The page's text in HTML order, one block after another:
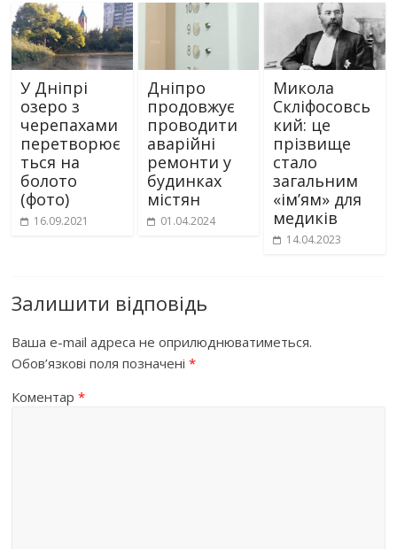
У Дніпрі
озеро з
черепахами
перетворює
ться на
болото
(фото)
16.09.2021
Дніпро
продовжує
проводити
аварійні
ремонти у
будинках
містян
01.04.2024
Микола
Скліфосовсь
кий: це
прізвище
стало
загальним
«ім’ям» для
медиків
14.04.2023
Залишити відповідь
Ваша e-mail адреса не оприлюднюватиметься.
Обов’язкові поля позначені*
Коментар*